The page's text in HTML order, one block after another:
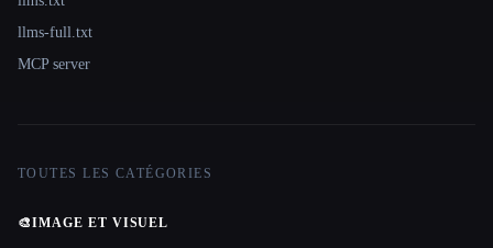
llms-full.txt
MCP server
TOUTES LES CATÉGORIES
🎨IMAGE ET VISUEL